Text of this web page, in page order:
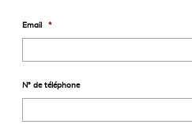
Email *
N° de téléphone